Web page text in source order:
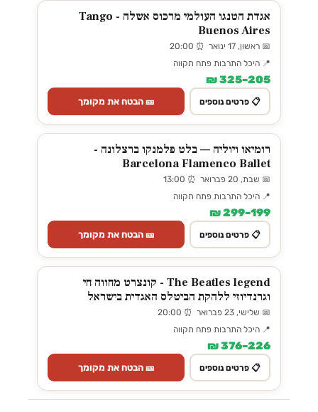
אגדת הטנגו העולמי מרכוס אשלה - Tango
Buenos Aires
📅 ראשון, 17 ינואר ⏰ 20:00
📍 היכל התרבות פתח תקווה
205–325 ₪
📋 פרטים נוספים 🎫 הבטח את מקומך
רומיאו ויוליה — בלט פלמנקו ברצלונה -
Barcelona Flamenco Ballet
📅 שבת, 20 פברואר ⏰ 13:00
📍 היכל התרבות פתח תקווה
199–299 ₪
📋 פרטים נוספים 🎫 הבטח את מקומך
The Beatles legend - קונצרט מחווה חי
וגרנדיוזי ללהקת הביטלס האגדית בישראל
📅 שלישי, 23 פברואר ⏰ 20:00
📍 היכל התרבות פתח תקווה
226–376 ₪
📋 פרטים נוספים 🎫 הבטח את מקומך